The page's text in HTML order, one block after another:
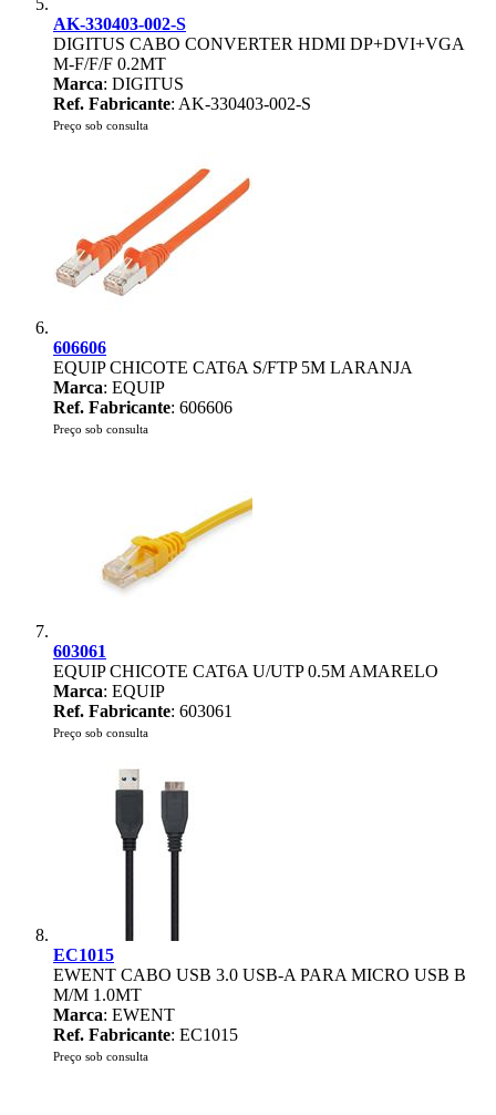
AK-330403-002-S
DIGITUS CABO CONVERTER HDMI DP+DVI+VGA
M-F/F/F 0.2MT
Marca: DIGITUS
Ref. Fabricante: AK-330403-002-S
Preço sob consulta
606606
EQUIP CHICOTE CAT6A S/FTP 5M LARANJA
Marca: EQUIP
Ref. Fabricante: 606606
Preço sob consulta
603061
EQUIP CHICOTE CAT6A U/UTP 0.5M AMARELO
Marca: EQUIP
Ref. Fabricante: 603061
Preço sob consulta
EC1015
EWENT CABO USB 3.0 USB-A PARA MICRO USB B
M/M 1.0MT
Marca: EWENT
Ref. Fabricante: EC1015
Preço sob consulta